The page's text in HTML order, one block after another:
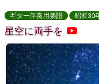
ギター伴奏用楽譜 昭和30
星空に両手を